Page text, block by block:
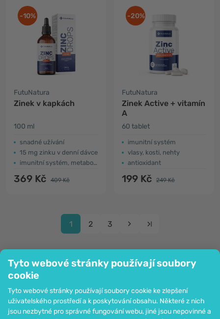
Tyto webové stránky používají soubory
cookie
Tyto webové stránky používají soubory cookie ke zlepšení
uživatelského prostředí a k poskytování obsahu. Některé z nich
jsou nezbytné pro správné fungování webu, jiné jsou nepovinné a
-10%
FutuNatura
Zinek v kapkách
100 ml
snadné užívání
15 mg zinku v denní dávce
imunitní systém, metabolismus, zrak
369 Kč 409 Kč
-20%
FutuNatura
Zinek Active + vitamín
A
60 tablet
imunitní systém
vlasy, kosti, nehty
antioxidant
199 Kč 249 Kč
1 2 3
Společnost
Informace
Připojte se k nám